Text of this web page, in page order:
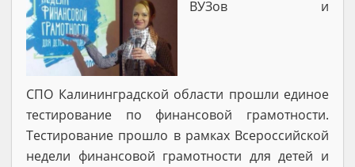
ВУЗов и
СПО Калининградской области прошли единое
тестирование по финансовой грамотности.
Тестирование прошло в рамках Всероссийской
недели финансовой грамотности для детей и